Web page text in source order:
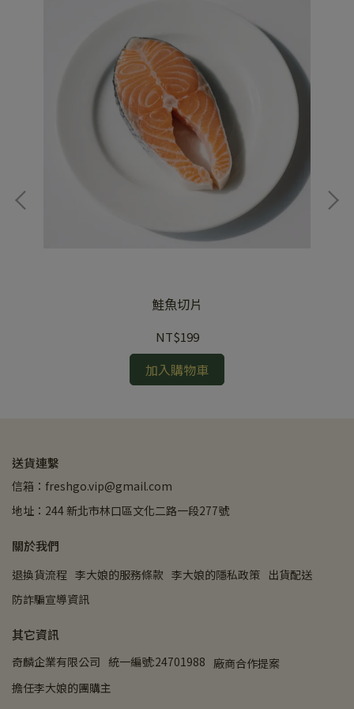
鮭魚切片
NT$199
加入購物車
送貨連繫
信箱：freshgo.vip@gmail.com
地址：244 新北市林口區文化二路一段277號
關於我們
退換貨流程 李大娘的服務條款 李大娘的隱私政策 出貨配送
防詐騙宣導資訊
其它資訊
奇麟企業有限公司 統一編號:24701988 廠商合作提案
擔任李大娘的團購主